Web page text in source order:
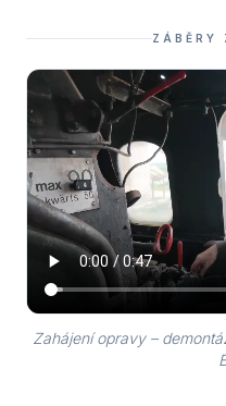
ZÁBĚRY
Zahájení opravy –